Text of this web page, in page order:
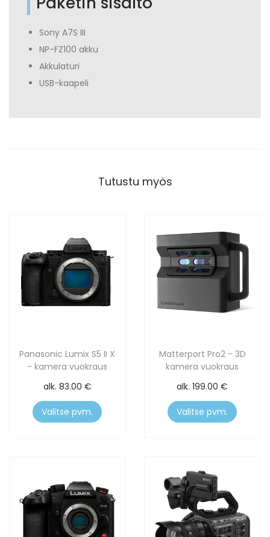
Sony A7S III
NP-FZ100 akku
Akkulaturi
USB-kaapeli
Tutustu myös
Panasonic Lumix S5 II X
- kamera vuokraus
alk. 83.00 €
Valitse pvm.
Matterport Pro2 - 3D
kamera vuokraus
alk.199.00€
Valitse pvm.